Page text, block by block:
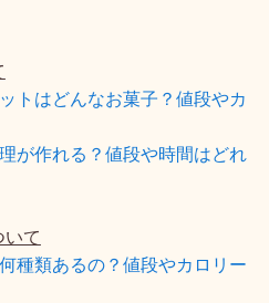
トはどんなお菓子？値段やカ
が作れる？値段や時間はどれ
いて
種類あるの？値段やカロリー